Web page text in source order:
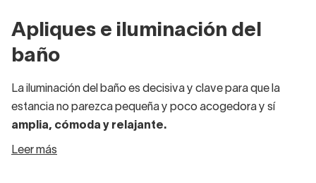
Apliques e iluminación del
baño
La iluminación del baño es decisiva y clave para que la
estancia no parezca pequeña y poco acogedora y sí
amplia, cómoda y relajante.
La iluminación para baños más habitual suele ser una luz
Leer más